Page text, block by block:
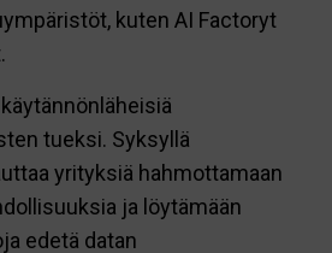
kuten AI Factoryt
tueksi. Syksyllä
yrityksiä hahmottamaan
ja löytämään
edetä datan